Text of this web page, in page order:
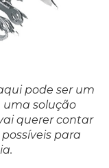
pode ser um
uma solução
querer contar
para